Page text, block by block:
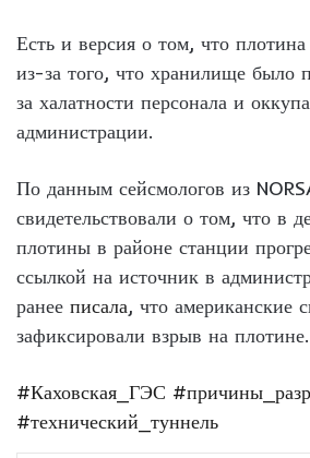
Есть и версия о том, что
из-за того, что хранилище было
за халатности персонала и
администрации.
По данным сейсмологов из
свидетельствовали о том, что в
плотины в районе станции
ссылкой на источник в
ранее писала, что
зафиксировали взрыв на плотине.
#Каховская_ГЭС
#технический_туннель